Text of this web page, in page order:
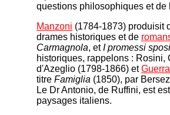
questions philosophiques et de
Manzoni (1784-1873) produisit
drames historiques et de
Carmagnola, etI promessi sposi
historiques, rappelons : Rosini,
d'Azeglio (1798-1866) et
titre Famiglia (1850), par
Le Dr Antonio, de Ruffini, est
paysages italiens.